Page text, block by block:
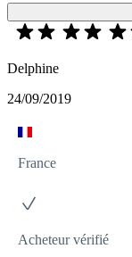
Delphine
24/09/2019
France
Acheteur vérifié